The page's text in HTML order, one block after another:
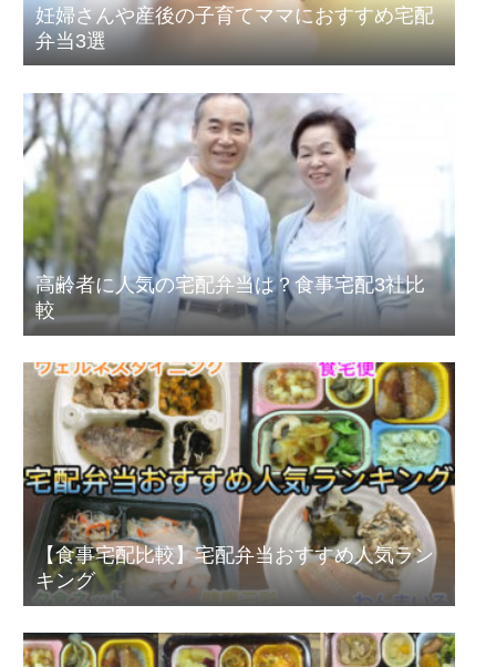
妊婦さんや産後の子育てママにおすすめ宅配
弁当3選
高齢者に人気の宅配弁当は？食事宅配3社比
較
【食事宅配比較】宅配弁当おすすめ人気ラン
キング